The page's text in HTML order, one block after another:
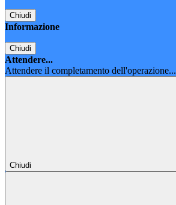
Chiudi
Informazione
Chiudi
Attendere...
Attendere il completamento dell'operazione...
Chiudi